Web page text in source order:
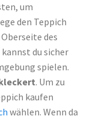
um
den Teppich
des
du sicher
spielen.
. Um zu
kaufen
wählen. Wenn da